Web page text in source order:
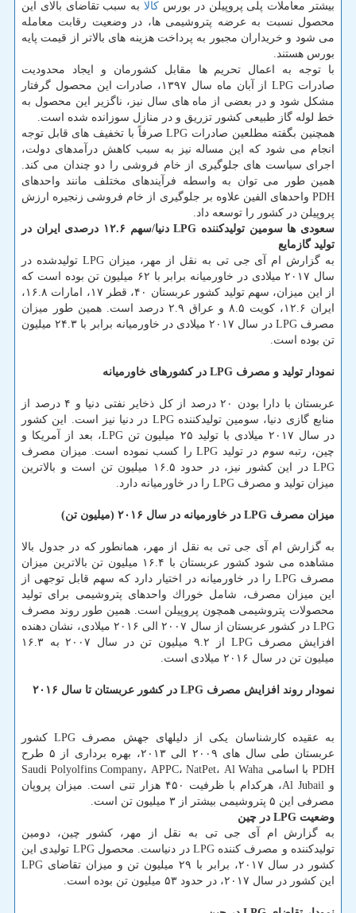
بیشتر معاملات پلی پروپیلن در بورس كالابه سبب تقاضای بالای این
محصول نسبت به عرضه پتروشیمی ها، در وضعیت رقابت معامله
می شود و خریداران مجبور به پرداخت هزینه های بالاتر از قیمت پایه
بورس هستند.
با توجه به اعمال تحریم ها مقابل كشورمان و ایجاد محدودیت
صادرات LPG از آبان ماه سال ۱۳۹۷، صادرات این محصول گرفتار
مشكل شود و در بعضی از ماه های سال نیز، ناگزیر این محصول به
خط لوله گاز طبیعی كشور تزریق و در منازل سوزانده شده است.
همچنین بگفته مطلعین صادرات LPG صرفاً با تخفیف های قابل توجه
انجام می شود كه این مساله نیز به سبب كاهش درآمدهای دولت،
اجرای سیاست های جلوگیری از خام فروشی را دو چندان می كند.
همین طور می توان به واسطه فرآیندهای مختلف مانند واحدهای
PDH واحدهای الفین علاوه بر جلوگیری از خام فروشی زنجیره ارزش
پروپیلن در كشور را توسعه داد.
سعودی ها سومین تولیدكننده LPG دنیا/‏سهم‬ ۱۲.۶ درصدی ایران در
تولید گازمایع
به گزارش ام آی جی تی به نقل از مهر، میزان LPG تولیدشده در
سال ۲۰۱۷ میلادی در خاورمیانه برابر با ۶۲ میلیون تن بوده است كه
از این میزان، سهم تولید كشور عربستان ۴۰، قطر ۱۷، امارات ۱۶.۸،
ایران ۱۲.۶، كویت ۸.۵ و عراق ۲.۹ درصد است. همین طور میزان
مصرف LPG در سال ۲۰۱۷ میلادی در خاورمیانه برابر با ۲۴.۳ میلیون
تن بوده است.
نمودار تولید و مصرف LPG در كشورهای خاورمیانه
عربستان با دارا بودن ۲۰ درصد از كل ذخایر نفتی دنیا و ۴ درصد از
منابع گازی دنیا، سومین تولیدكننده LPG در دنیا نیز است. این كشور
در سال ۲۰۱۷ میلادی با تولید ۲۵ میلیون تن LPG، بعد از آمریكا و
چین، رتبه سوم در تولید LPG را كسب نموده است. میزان مصرف
LPG در این كشور نیز، در حدود ۱۶.۵ میلیون تن است و بالاترین
میزان تولید و مصرف LPG را در خاورمیانه دارد.
میزان مصرف LPG در خاورمیانه در سال ۲۰۱۶ (میلیون تن)
به گزارش ام آی جی تی به نقل از مهر، همانطور كه در جدول بالا
مشاهده می شود كشور عربستان با ۱۶.۴ میلیون تن بالاترین میزان
مصرف LPG را در خاورمیانه در اختیار دارد كه سهم قابل توجهی از
این میزان مصرف، شامل خوراك واحدهای پتروشیمی برای تولید
محصولات پتروشیمی همچون پروپیلن است. همین طور روند مصرف
LPG در كشور عربستان از سال ۲۰۰۷ الی ۲۰۱۶ میلادی، نشان دهنده
افزایش مصرف LPG از ۹.۲ میلیون تن در سال ۲۰۰۷ به ۱۶.۳
میلیون تن در سال ۲۰۱۶ میلادی است.
نمودار روند افزایش مصرف LPG در كشور عربستان تا سال ۲۰۱۶
به عقیده كارشناسان یكی از دلیلهای جهش مصرف LPG كشور
عربستان طی سال های ۲۰۰۹ الی ۲۰۱۳، بهره برداری از ۵ طرح
PDH با اسامی Saudi Polyolfins Company، APPC، NatPet، Al Waha
و Al Jubail، هركدام با ظرفیت ۴۵۰ هزار تنی است. میزان پروپان
مصرفی این ۵ پتروشیمی بیشتر از ۳ میلیون تن است.
وضعیت LPG در چین
به گزارش ام آی جی تی به نقل از مهر، كشور چین، دومین
تولیدكننده و مصرف كننده LPG در دنیاست. محصول LPG تولیدی این
كشور در سال ۲۰۱۷، برابر با ۲۹ میلیون تن و میزان تقاضای LPG
این كشور در سال ۲۰۱۷، در حدود ۵۳ میلیون تن بوده است.